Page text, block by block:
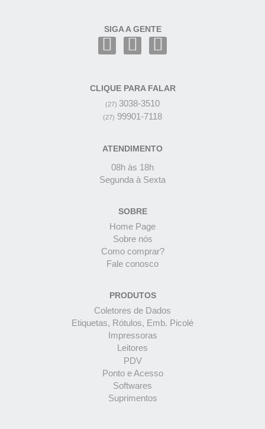
SIGA A GENTE
CLIQUE PARA FALAR
(27) 3038-3510
(27) 99901-7118
ATENDIMENTO
08h às 18h
Segunda à Sexta
SOBRE
Home Page
Sobre nós
Como comprar?
Fale conosco
PRODUTOS
Coletores de Dados
Etiquetas, Rótulos, Emb. Picolé
Impressoras
Leitores
PDV
Ponto e Acesso
Softwares
Suprimentos